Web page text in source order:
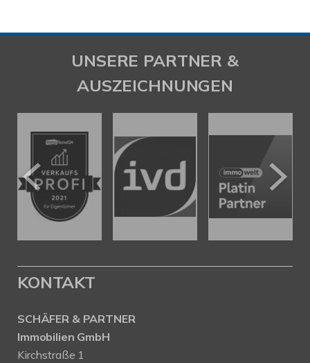
UNSERE PARTNER &
AUSZEICHNUNGEN
KONTAKT
SCHÄFER & PARTNER
Immobilien GmbH
Kirchstraße 1